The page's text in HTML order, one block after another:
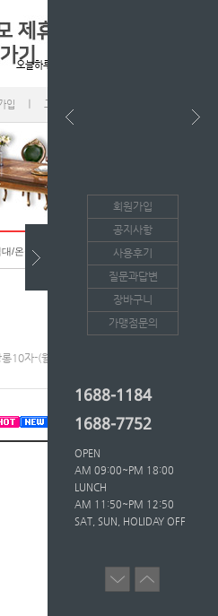
오늘하루 열지않음
입 고객센터
/온돌소파
10자-(월129,600원*36개월)
회원가입
공지사항
사용후기
질문과답변
장바구니
가맹점문의
1688-1184
1688-7752
OPEN
AM 09:00~PM 18:00
LUNCH
AM 11:50~PM 12:50
SAT, SUN, HOLIDAY OFF